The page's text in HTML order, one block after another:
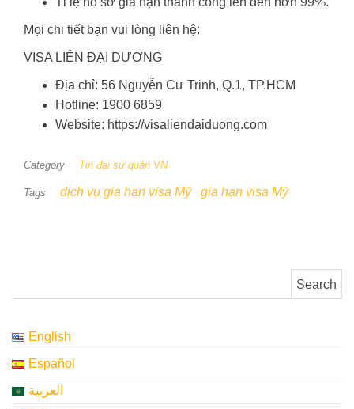
Mọi chi tiết bạn vui lòng liên hệ:
VISA LIÊN ĐẠI DƯƠNG
Địa chỉ: 56 Nguyễn Cư Trinh, Q.1, TP.HCM
Hotline: 1900 6859
Website: https://visaliendaiduong.com
Category Tin đại sứ quán VN
Tags dịch vụ gia hạn visa Mỹ gia hạn visa Mỹ
English
Español
العربية